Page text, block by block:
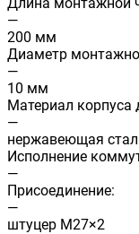
—
200 мм
Диаметр
—
10 мм
Материал корпуса
—
нержавеющая
Исполнение
—
Присоединение:
—
штуцер М27×2